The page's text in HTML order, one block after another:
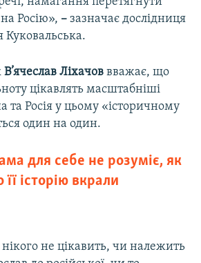
Росію», – зазначає дослідниця
Куковальська.
В’ячеслав Ліхачов вважає, що
цікавлять масштабніші
та Росія у цьому «історичному
один на один.
для себе не розуміє, як
історію вкрали
нікого не цікавить, чи належить